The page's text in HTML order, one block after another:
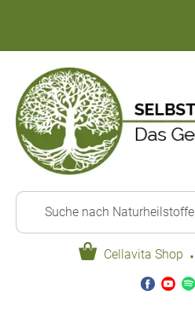
Cellavita Shop ·